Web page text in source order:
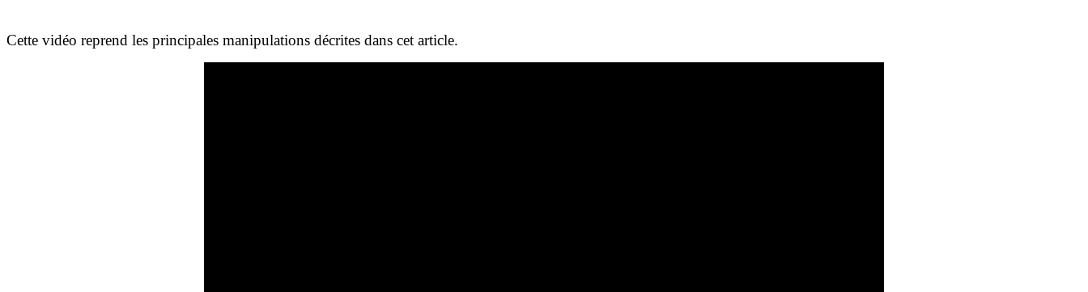
Cette vidéo reprend les principales manipulations décrites dans cet article.